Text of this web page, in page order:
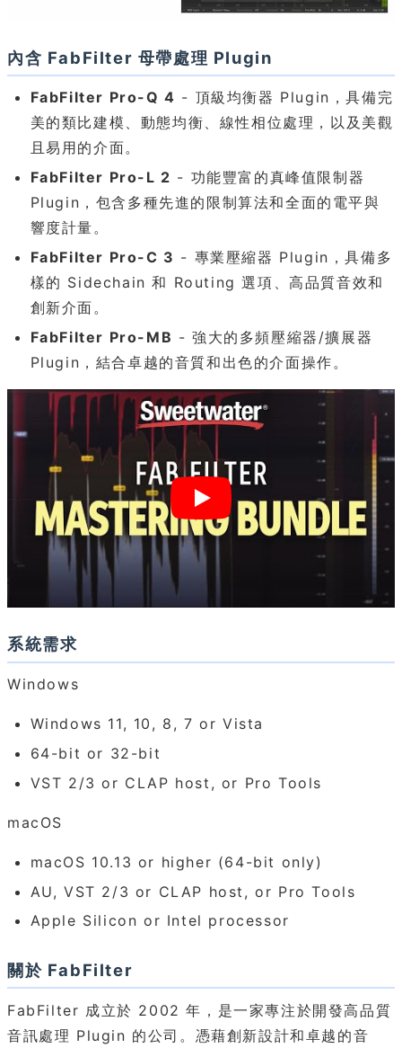
內含 FabFilter 母帶處理 Plugin
FabFilter Pro-Q 4 - 頂級均衡器 Plugin，具備完
美的類比建模、動態均衡、線性相位處理，以及美觀
且易用的介面。
FabFilter Pro-L 2 - 功能豐富的真峰值限制器
Plugin，包含多種先進的限制算法和全面的電平與
響度計量。
FabFilter Pro-C 3 - 專業壓縮器 Plugin，具備多
樣的 Sidechain 和 Routing 選項、高品質音效和
創新介面。
FabFilter Pro-MB - 強大的多頻壓縮器/擴展器
Plugin，結合卓越的音質和出色的介面操作。
系統需求
Windows
Windows 11, 10, 8, 7 or Vista
64-bit or 32-bit
VST 2/3 or CLAP host, or Pro Tools
macOS
macOS 10.13 or higher (64-bit only)
AU, VST 2/3 or CLAP host, or Pro Tools
Apple Silicon or Intel processor
關於 FabFilter
FabFilter 成立於 2002 年，是一家專注於開發高品質
音訊處理 Plugin 的公司。憑藉創新設計和卓越的音